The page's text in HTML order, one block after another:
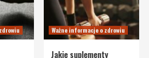
Ważne informacje o zdrowiu
Jakie suplementy